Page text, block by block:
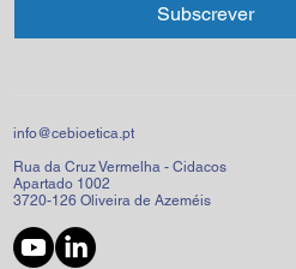
Subscrever
info@cebioetica.pt
Rua da Cruz Vermelha - Cidacos
Apartado 1002
3720-126 Oliveira de Azeméis